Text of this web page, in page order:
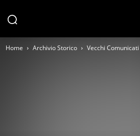
Home Archivio Storico Vecchi Comunicati